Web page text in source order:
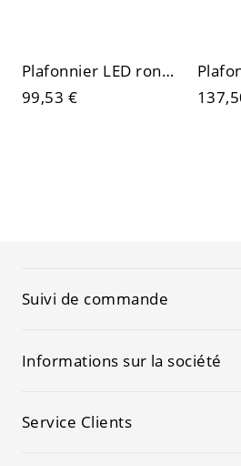
Plafonnier LED rond scandinave, luminaire en métal brillant aux couleurs vives
99,53 €
Suivi de commande
Informations sur la société
Service Clients